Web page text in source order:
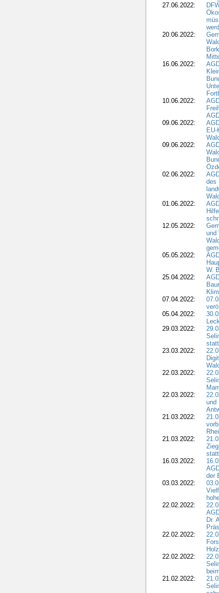
27.06.2022:
20.06.2022:
16.06.2022:
10.06.2022:
09.06.2022:
09.06.2022:
02.06.2022:
des
01.06.2022:
12.05.2022:
und
05.05.2022:
W.
25.04.2022:
07.04.2022:
05.04.2022:
29.03.2022:
23.03.2022:
22.03.2022:
22.03.2022:
und
21.03.2022:
21.03.2022:
16.03.2022:
der
03.03.2022:
22.02.2022:
Dr.
22.02.2022:
22.02.2022:
21.02.2022: